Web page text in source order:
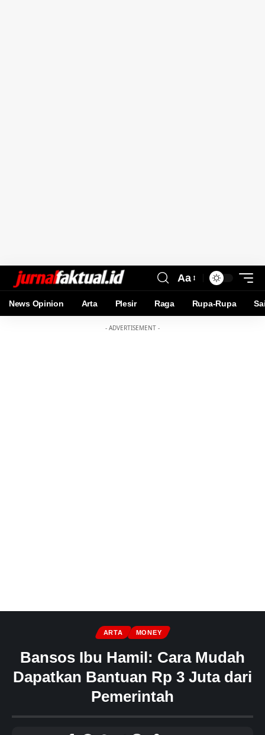
Aa
News Opinion Arta Plesir Raga Rupa-Rupa
- ADVERTISEMENT -
ARTA MONEY
Bansos Ibu Hamil: Cara Mudah
Dapatkan Bantuan Rp 3 Juta dari
Pemerintah